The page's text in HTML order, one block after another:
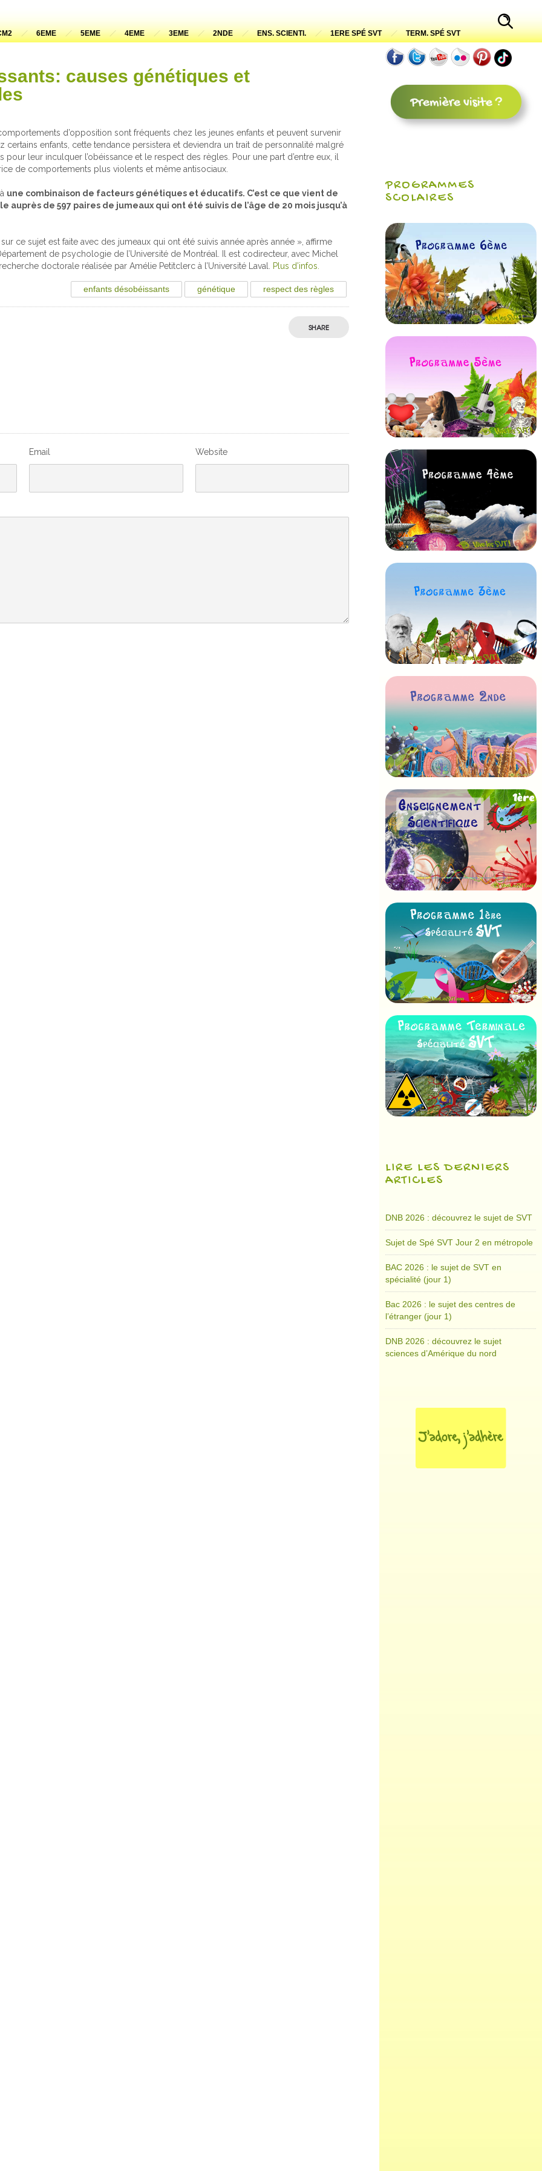
6EME 5EME 4EME 3EME 2NDE ENS. SCIENTI. 1ERE SPÉ SVT
TERM. SPÉ SVT
causes génétiques et
d’opposition sont fréquents chez les jeunes enfants et peuvent survenir
certains enfants, cette tendance persistera et deviendra un trait de personnalité malgré
leur inculquer l’obéissance et le respect des règles. Pour une part d’entre eux, il
de comportements plus violents et même antisociaux.
une combinaison de facteurs génétiques et éducatifs. C’est ce que vient de
de 597 paires de jumeaux qui ont été suivis de l’âge de 20 mois jusqu’à
sur ce sujet est faite avec des jumeaux qui ont été suivis année après année », affirme
de psychologie de l’Université de Montréal. Il est codirecteur, avec Michel
doctorale réalisée par Amélie Petitclerc à l’Université Laval.
Plus d’infos.
enfants désobéissants génétique respect des règles
SHARE
Email Website
PROGRAMMES
SCOLAIRES
LIRE LES DERNIERS
ARTICLES
DNB 2026 : découvrez le sujet de SVT
Sujet de Spé SVT Jour 2 en métropole
BAC 2026 : le sujet de SVT en
spécialité (jour 1)
Bac 2026 : le sujet des centres de
l’étranger (jour 1)
DNB 2026 : découvrez le sujet
sciences d’Amérique du nord